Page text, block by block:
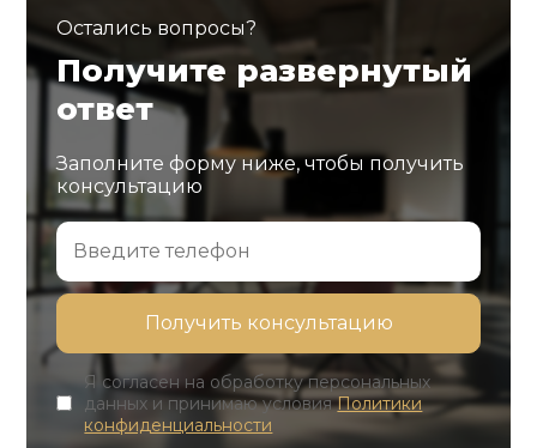
Остались вопросы?
Получите развернутый
ответ
Заполните форму ниже, чтобы получить
консультацию
Я согласен на обработку персональных
данных и принимаю условияПолитики
конфиденциальности